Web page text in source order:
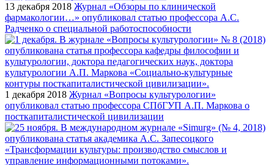
13 декабря 2018 Журнал «Обзоры по клинической
фармакологии…» опубликовал статью профессора А.С.
Радченко о специальной работоспособности
1 декабря 2018 Журнал «Вопросы культурологии»
опубликовал статью профессора СПбГУП А.П. Маркова о
посткапиталистической цивилизации